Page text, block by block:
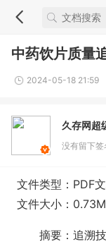
中药饮片质量
2024-05-18 21:59
久存网超
没有留下
文件类型：PDF
文件大小：0.73M
摘要：追溯技